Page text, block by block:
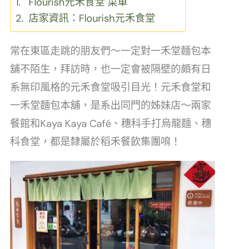
店家資訊：Flourish元禾食堂
常在東區走跳的朋友們～一定對一禾堂麵包本
舖不陌生，拜訪時，也一定會被隔壁的頗有日
系無印風格的元禾食堂吸引目光！元禾食堂和
一禾堂麵包本舖，是系出同門的姊妹店～兩家
餐館和Kaya Kaya Café、穗科手打烏龍麵、穗
科食堂，都是隸屬於稻禾餐飲集團唷！